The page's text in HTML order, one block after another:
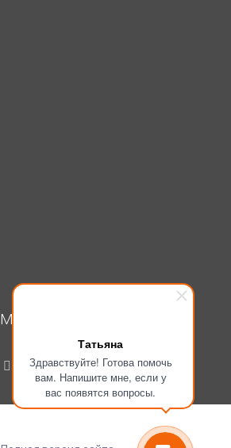
Татьяна
Здравствуйте! Готова помочь
вам. Напишите мне, если у
вас появятся вопросы.
МОЙ КАБИНЕТ
Регистрация